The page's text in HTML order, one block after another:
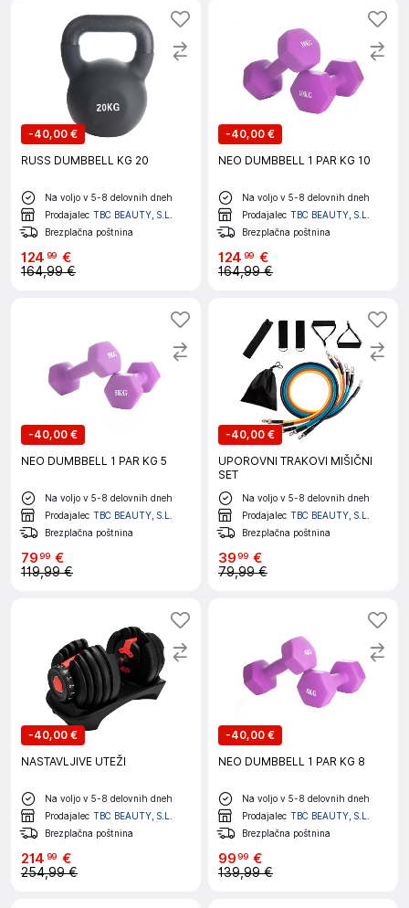
-40,00 €
RUSS DUMBBELL KG 20
Na voljo v 5-8 delovnih dneh
Prodajalec TBC BEAUTY, S.L.
Brezplačna poštnina
124 99 €
164,99 €
-40,00 €
NEO DUMBBELL 1 PAR KG 10
Na voljo v 5-8 delovnih dneh
Prodajalec TBC BEAUTY, S.L.
Brezplačna poštnina
124 99 €
164,99 €
-40,00 €
NEO DUMBBELL 1 PAR KG 5
Na voljo v 5-8 delovnih dneh
Prodajalec TBC BEAUTY, S.L.
Brezplačna poštnina
7999 €
119,99 €
-40,00 €
UPOROVNI TRAKOVI MIŠIČNI
SET
Na voljo v 5-8 delovnih dneh
Prodajalec TBC BEAUTY, S.L.
Brezplačna poštnina
3999 €
79,99 €
-40,00 €
NASTAVLJIVE UTEŽI
Na voljo v 5-8 delovnih dneh
Prodajalec TBC BEAUTY, S.L.
Brezplačna poštnina
214 99 €
254,99 €
-40,00 €
NEO DUMBBELL 1 PAR KG 8
Na voljo v 5-8 delovnih dneh
Prodajalec TBC BEAUTY, S.L.
Brezplačna poštnina
9999 €
139,99 €